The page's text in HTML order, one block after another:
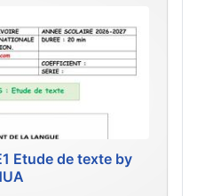
Etude de texte by